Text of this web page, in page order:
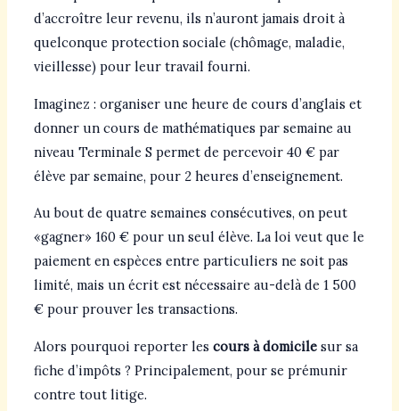
d’accroître leur revenu, ils n’auront jamais droit à
quelconque protection sociale (chômage, maladie,
vieillesse) pour leur travail fourni.
Imaginez : organiser une heure de cours d’anglais et
donner un cours de mathématiques par semaine au
niveau Terminale S permet de percevoir 40 € par
élève par semaine, pour 2 heures d’enseignement.
Au bout de quatre semaines consécutives, on peut
«gagner» 160 € pour un seul élève. La loi veut que le
paiement en espèces entre particuliers ne soit pas
limité, mais un écrit est nécessaire au-delà de 1 500
€ pour prouver les transactions.
Alors pourquoi reporter les cours à domicilesur sa
fiche d’impôts ? Principalement, pour se prémunir
contre tout litige.